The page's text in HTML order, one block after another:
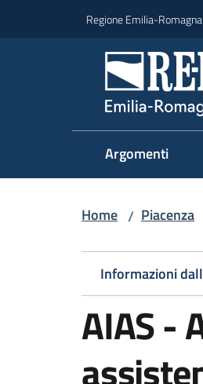
Regione Emilia-Romagna
Argomenti
Home / Piacenza
Informazioni
AIAS -